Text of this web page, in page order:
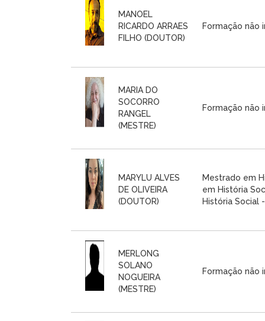
MANOEL
RICARDO ARRAES
FILHO (DOUTOR)
Formação não
MARIA DO
SOCORRO
RANGEL
(MESTRE)
Formação não
MARYLU ALVES
DE OLIVEIRA
(DOUTOR)
Mestrado em
em História
História Social
MERLONG
SOLANO
NOGUEIRA
(MESTRE)
Formação não